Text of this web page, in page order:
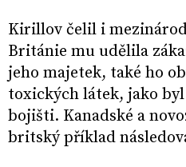
Kirillov čelil i
Británie mu udělila
jeho majetek, také ho
toxických látek, jako
bojišti. Kanadské a
britský příklad